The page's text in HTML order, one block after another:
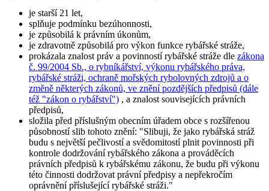
je starší 21 let,
splňuje podmínku bezúhonnosti,
je způsobilá k právním úkonům,
je zdravotně způsobilá pro výkon funkce rybářské stráže,
prokázala znalost práv a povinností rybářské stráže dle zákona
č. 99/2004 Sb., o rybníkářství, výkonu rybářského práva,
rybářské stráži, ochraně mořských rybolovných zdrojů a o
změně některých zákonů, ve znění pozdějších předpisů (dále
též "zákon o rybářství") , a znalost souvisejících právních
předpisů,
složila před příslušným obecním úřadem obce s rozšířenou
působností slib tohoto znění: "Slibuji, že jako rybářská stráž
budu s největší pečlivostí a svědomitostí plnit povinnosti při
kontrole dodržování rybářského zákona a prováděcích
právních předpisů k rybářskému zákonu, že budu při výkonu
této činnosti dodržovat právní předpisy a nepřekročím
oprávnění příslušející rybářské stráži."